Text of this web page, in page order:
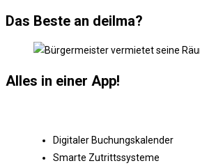
Das Beste an deilma?
Alles in einer App!
Digitaler Buchungskalender
Smarte Zutrittssysteme